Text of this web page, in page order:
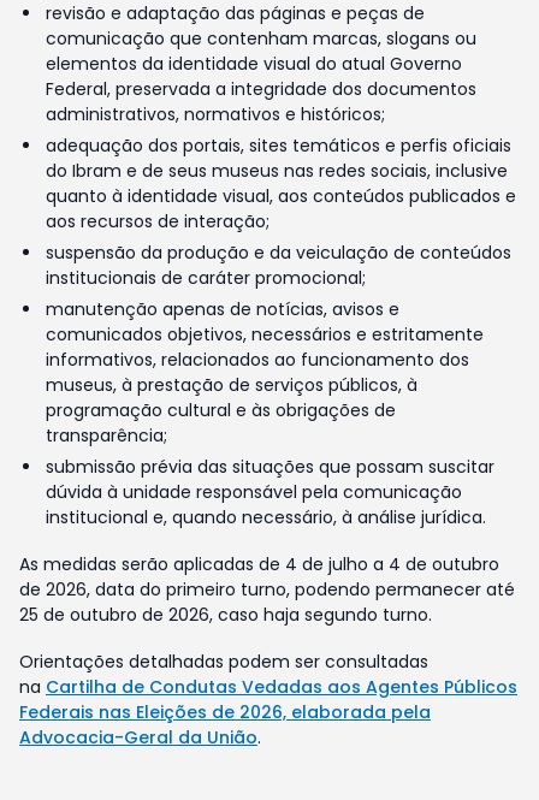
revisão e adaptação das páginas e peças de
comunicação que contenham marcas, slogans ou
elementos da identidade visual do atual Governo
Federal, preservada a integridade dos documentos
administrativos, normativos e históricos;
adequação dos portais, sites temáticos e perfis oficiais
do Ibram e de seus museus nas redes sociais, inclusive
quanto à identidade visual, aos conteúdos publicados e
aos recursos de interação;
suspensão da produção e da veiculação de conteúdos
institucionais de caráter promocional;
manutenção apenas de notícias, avisos e
comunicados objetivos, necessários e estritamente
informativos, relacionados ao funcionamento dos
museus, à prestação de serviços públicos, à
programação cultural e às obrigações de
transparência;
submissão prévia das situações que possam suscitar
dúvida à unidade responsável pela comunicação
institucional e, quando necessário, à análise jurídica.
As medidas serão aplicadas de 4 de julho a 4 de outubro
de 2026, data do primeiro turno, podendo permanecer até
25 de outubro de 2026, caso haja segundo turno.
Orientações detalhadas podem ser consultadas
na Cartilha de Condutas Vedadas aos Agentes Públicos
Federais nas Eleições de 2026, elaborada pela
Advocacia-Geral da União.